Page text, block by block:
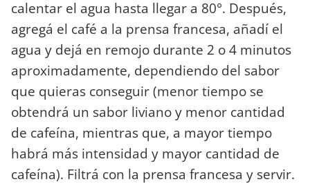
calentar el agua hasta llegar a 80°. Después,
agregá el café a la prensa francesa, añadí el
agua y dejá en remojo durante 2 o 4 minutos
aproximadamente, dependiendo del sabor
que quieras conseguir (menor tiempo se
obtendrá un sabor liviano y menor cantidad
de cafeína, mientras que, a mayor tiempo
habrá más intensidad y mayor cantidad de
cafeína). Filtrá con la prensa francesa y servir.